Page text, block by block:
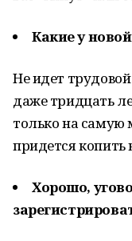
Какие у
Не идет
даже тридцать
только на
придется копить
Хорошо,